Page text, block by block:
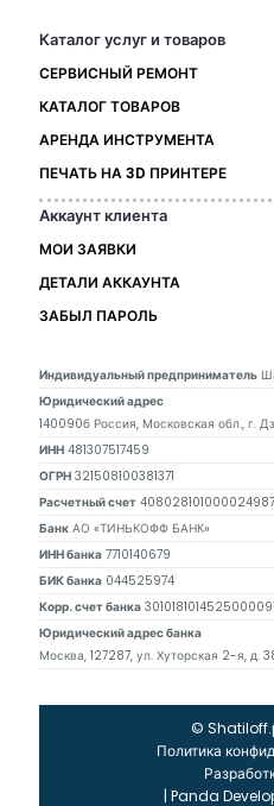
Каталог услуг и товаров
СЕРВИСНЫЙ РЕМОНТ
КАТАЛОГ ТОВАРОВ
АРЕНДА ИНСТРУМЕНТА
ПЕЧАТЬ НА 3D ПРИНТЕРЕ
Аккаунт клиента
МОИ ЗАЯВКИ
ДЕТАЛИ АККАУНТА
ЗАБЫЛ ПАРОЛЬ
Индивидуальный предприниматель
Юридический адрес
140090б Россия, Московская обл., г.
ИНН 481307517459
ОГРН 321508100381371
Расчетный счет
Банк АО «ТИНЬКОФФ БАНК»
ИНН банка 7710140679
БИК банка 044525974
Корр. счет банка
Юридический адрес банка
Москва, 127287, ул. Хуторская 2-я, д.
©
Политика
| Panda